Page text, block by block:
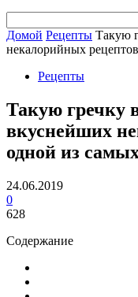
Домой Рецепты Такую
некалорийных
Рецепты
Такую гречку
вкуснейших
одной из
24.06.2019
0
628
Содержание